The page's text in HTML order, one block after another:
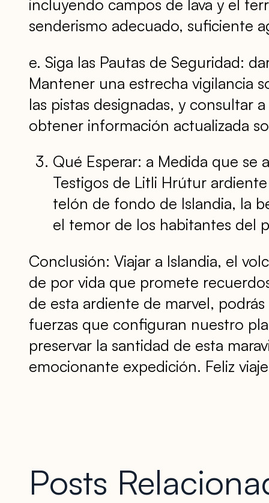
incluyendo campos de lava y el
senderismo adecuado, suficiente
e. Siga las Pautas de Seguridad:
Mantener una estrecha vigilancia
las pistas designadas, y consultar
obtener información actualizada
Qué Esperar: a Medida que se
Testigos de Litli Hrútur
telón de fondo de Islandia, la
el temor de los habitantes del
Conclusión: Viajar a Islandia, el
de por vida que promete
de esta ardiente de marvel,
fuerzas que configuran nuestro
preservar la santidad de esta
emocionante expedición. Feliz
Posts